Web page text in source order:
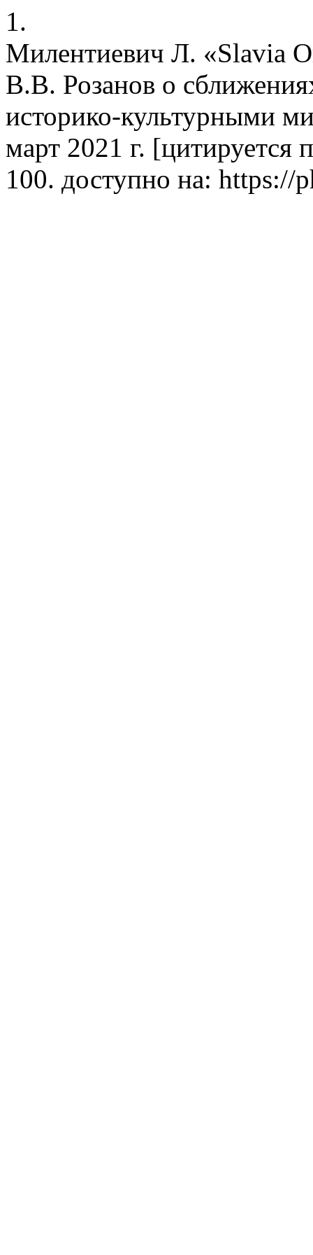
1.
Милентиевич Л. «Slavia
В.В. Розанов о
историко-культурными
март 2021 г. [цитируется
100. доступно на: